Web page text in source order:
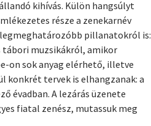
kihívás. Külön hangsúlyt
része a zenekarnév
legmeghatározóbb pillanatokról is:
tábori muzsikákról, amikor
on sok anyag elérhető, illetve
konkrét tervek is elhangzanak: a
évadban. A lezárás üzenete
fiatal zenész, mutassuk meg